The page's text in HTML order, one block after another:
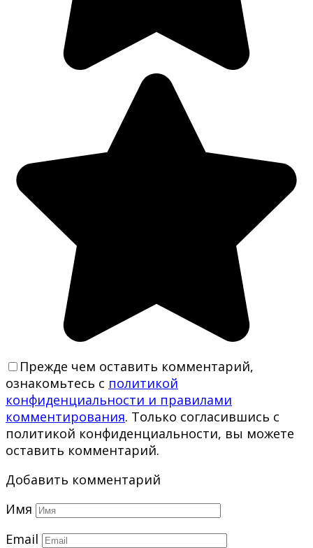
Прежде чем оставить комментарий,
ознакомьтесь с политикой
конфиденциальности и правилами
комментирования. Только согласившись с
политикой конфиденциальности, вы можете
оставить комментарий.
Добавить комментарий
Имя
Email